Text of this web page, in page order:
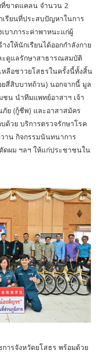
ที่ขาดแคลน จำนวน 2
เรียนที่ประสบปัญหาในการ
เบาภาระค่าพาหนะแก่ผู้
งให้นักเรียนได้ออกกำลังกาย
ะดูแลรักษาสาธารณสมบัติ
ลือชาวยโสธรในครั้งนี้ทั้งสิ้น
สี่สิบบาทถ้วน) นอกจากนี้ มูล
น นำทีมแพทย์อาสาฯ เจ้า
ย (กู้ชีพ) และอาสาสมัคร
ด้วย บริการตรวจรักษาโรค
าน กิจกรรมนันทนาการ
ดผม ฯลฯ ให้แก่ประชาชนใน
ารจังหวัดยโสธร พร้อมด้วย